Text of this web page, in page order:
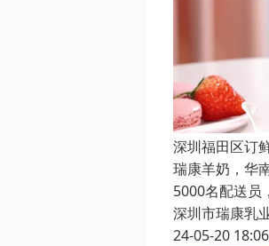
深圳福田区订
瑞康羊奶，华
5000名配送员
深圳市瑞康乳
24-05-20